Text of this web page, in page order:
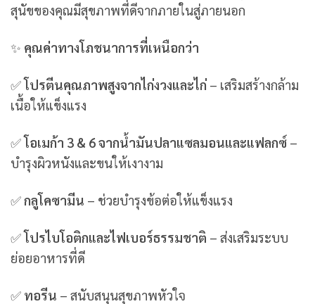
สุนัขของคุณมีสุขภาพที่ดีจากภายในสู่ภายนอก
✨ คุณค่าทางโภชนาการที่เหนือกว่า
✅โปรตีนคุณภาพสูงจากไก่งวงและไก่ – เสริมสร้างกล้าม
เนื้อให้แข็งแรง
✅โอเมก้า 3 & 6 จากน้ำมันปลาแซลมอนและแฟลกซ์ –
บำรุงผิวหนังและขนให้เงางาม
✅กลูโคซามีน – ช่วยบำรุงข้อต่อให้แข็งแรง
✅โปรไบโอติกและไฟเบอร์ธรรมชาติ – ส่งเสริมระบบ
ย่อยอาหารที่ดี
✅ ทอรีน – สนับสนุนสุขภาพหัวใจ